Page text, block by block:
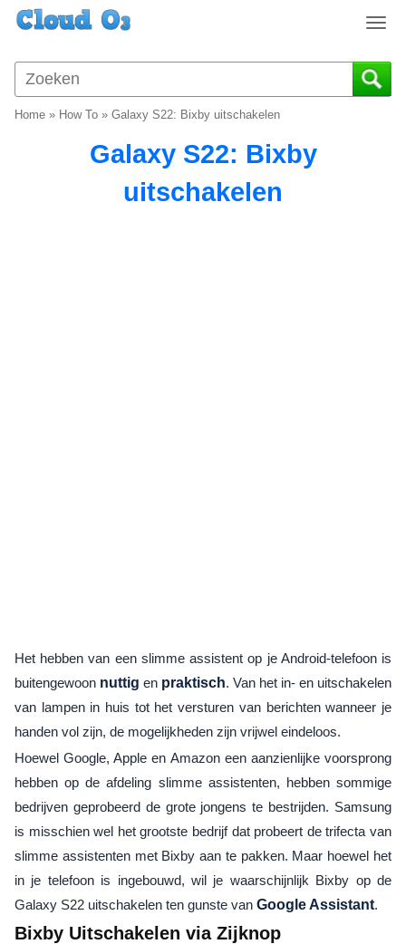
T
g
g
Home » How To » Galaxy S22: Bixby uitschakelen
Galaxy S22: Bixby
uitschakelen
Het hebben van een slimme assistent op je Android-telefoon is
buitengewoon nuttig en praktisch. Van het in- en uitschakelen
van lampen in huis tot het versturen van berichten wanneer je
handen vol zijn, de mogelijkheden zijn vrijwel eindeloos.
Hoewel Google, Apple en Amazon een aanzienlijke voorsprong
hebben op de afdeling slimme assistenten, hebben sommige
bedrijven geprobeerd de grote jongens te bestrijden. Samsung
is misschien wel het grootste bedrijf dat probeert de trifecta van
slimme assistenten met Bixby aan te pakken. Maar hoewel het
in je telefoon is ingebouwd, wil je waarschijnlijk Bixby op de
Galaxy S22 uitschakelen ten gunste van Google Assistant.
Bixby Uitschakelen via Zijknop